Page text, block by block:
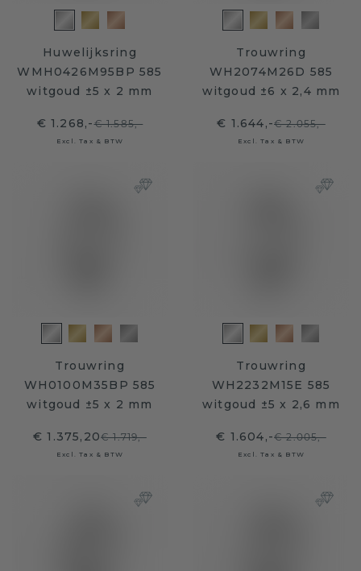
Huwelijksring
WMH0426M95BP 585
witgoud ±5 x 2 mm
€ 1.268,-€ 1.585,-
Excl. Tax & BTW
Trouwring
WH2074M26D 585
witgoud ±6 x 2,4 mm
€ 1.644,-€ 2.055,-
Excl. Tax & BTW
Trouwring
WH0100M35BP 585
witgoud ±5 x 2 mm
€ 1.375,20€ 1.719,-
Excl. Tax & BTW
Trouwring
WH2232M15E 585
witgoud ±5 x 2,6 mm
€ 1.604,-€ 2.005,-
Excl. Tax & BTW